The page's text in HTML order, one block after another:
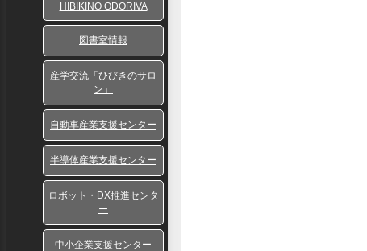
HIBIKINO ODORIVA
図書室情報
産学交流「ひびきのサロ
ン」
自動車産業支援センター
半導体産業支援センター
ロボット・DX推進センタ
ー
中小企業支援センター